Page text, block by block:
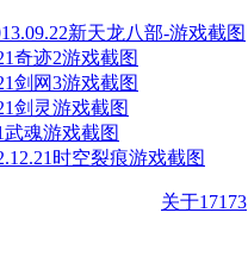
新天龙八部-游戏截图
奇迹2游戏截图
剑网3游戏截图
剑灵游戏截图
武魂游戏截图
时空裂痕游戏截图
关于17173